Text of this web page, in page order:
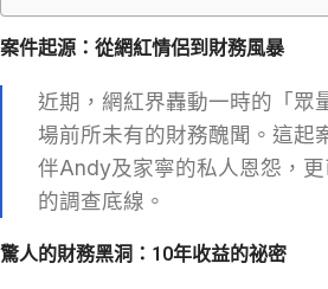
案件起源：從網紅情侶到財務風暴
近期，網紅界轟動一時的「眾
場前所未有的財務醜聞。這起
伴Andy及家寧的私人恩怨，
的調查底線。
驚人的財務黑洞：10年收益的祕密